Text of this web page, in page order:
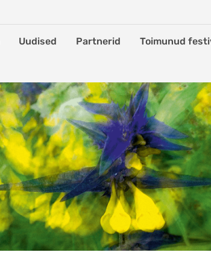
Uudised Partnerid Toimunud